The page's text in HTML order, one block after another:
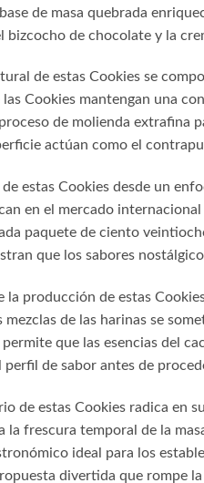
de masa quebrada
bizcocho de chocolate y la
de estas Cookies se
Cookies mantengan una
de molienda extrafina
actúan como el
de estas Cookies desde un
en el mercado
paquete de ciento
que los sabores
la producción de estas
mezclas de las harinas se
permite que las esencias del
perfil de sabor antes de
de estas Cookies radica en
la frescura temporal de la
ideal para los
divertida que rompe